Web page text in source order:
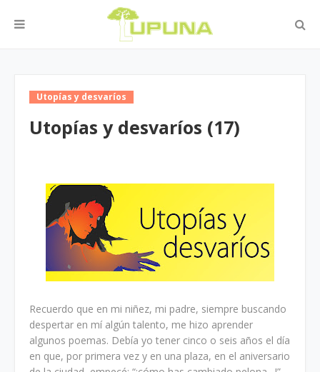
Utopías y desvaríos
Utopías y desvaríos (17)
Recuerdo que en mi niñez, mi padre, siempre buscando
despertar en mí algún talento, me hizo aprender
algunos poemas. Debía yo tener cinco o seis años el día
en que, por primera vez y en una plaza, en el aniversario